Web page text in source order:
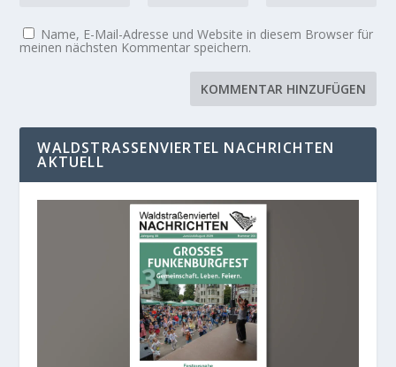
Name, E-Mail-Adresse und Website in diesem Browser für
meinen nächsten Kommentar speichern.
WALDSTRASSENVIERTEL NACHRICHTEN A
KTUELL